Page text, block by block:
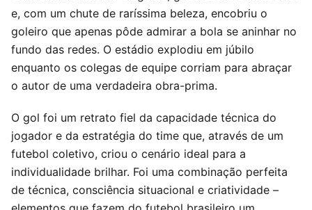
e, com um chute de raríssima beleza, encobriu o
goleiro que apenas pôde admirar a bola se aninhar no
fundo das redes. O estádio explodiu em júbilo
enquanto os colegas de equipe corriam para abraçar
o autor de uma verdadeira obra-prima.
O gol foi um retrato fiel da capacidade técnica do
jogador e da estratégia do time que, através de um
futebol coletivo, criou o cenário ideal para a
individualidade brilhar. Foi uma combinação perfeita
de técnica, consciência situacional e criatividade –